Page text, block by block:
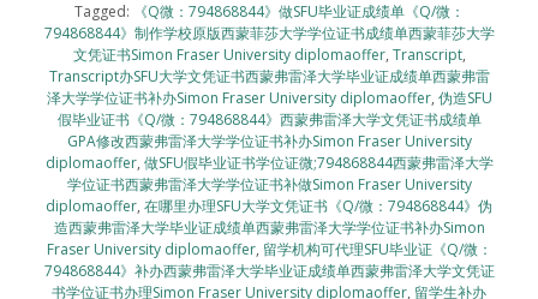
Tagged:
《Q微：794868844》做SFU毕业证成绩单《Q/微：
794868844》制作学校原版西蒙菲莎大学学位证书成绩单西蒙菲莎大学
文凭证书Simon Fraser University diplomaoffer, Transcript,
Transcript办SFU大学文凭证书西蒙弗雷泽大学毕业证成绩单西蒙弗雷
泽大学学位证书补办Simon Fraser University diplomaoffer, 伪造SFU
假毕业证书《Q/微：794868844》西蒙弗雷泽大学文凭证书成绩单
GPA修改西蒙弗雷泽大学学位证书补办Simon Fraser University
diplomaoffer, 做SFU假毕业证书学位证微;794868844西蒙弗雷泽大学
学位证书西蒙弗雷泽大学学位证书补做Simon Fraser University
diplomaoffer, 在哪里办理SFU大学文凭证书《Q/微：794868844》伪
造西蒙弗雷泽大学毕业证成绩单西蒙弗雷泽大学学位证书补办Simon
Fraser University diplomaoffer, 留学机构可代理SFU毕业证《Q/微：
794868844》补办西蒙弗雷泽大学毕业证成绩单西蒙弗雷泽大学文凭证
书学位证书办理Simon Fraser University diplomaoffer, 留学生补办